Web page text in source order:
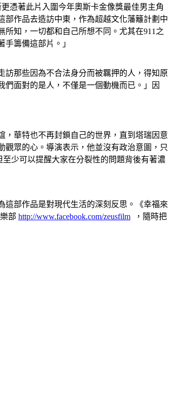
憑著此片入圍今年奧斯卡金像獎最佳男主角
作品去造訪中東，作為超越文化藩籬計劃中
知，一切都和自己所想不同。尤其在911之
籌備這部片。」
訪那些因為不合法身分而被羈押的人，得知原
面對的是人，不僅是一個動機而已。」因
，華特也不再封鎖自己的世界，直到塔瑞因意
眾的心。導演表示，他並沒有政治意圖，只
少可以提醒大家在分裂性的問題背後有著濃
這部作品是對現代生活的深刻反思。《幸福來
部 http://www.facebook.com/zeusfilm ，隨時把